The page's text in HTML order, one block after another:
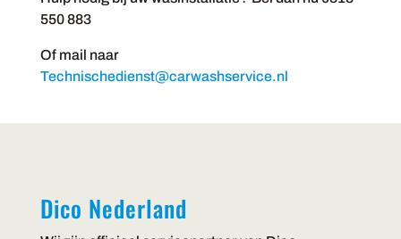
550 883
Of mail naar
Technischedienst@carwashservice.nl
Dico Nederland